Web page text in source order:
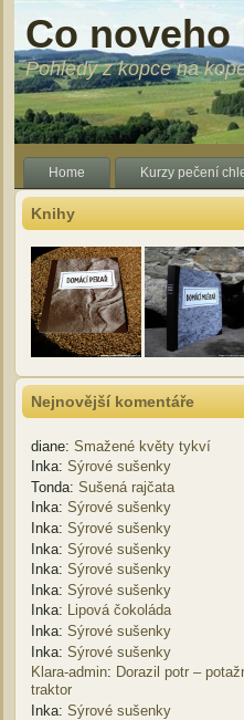
Co noveho
Pohledy z kopce na
Home Kurzy pečení
Knihy
Nejnovější komentáře
diane: Smažené květy tykví
Inka: Sýrové sušenky
Tonda: Sušená rajčata
Inka: Sýrové sušenky
Inka: Sýrové sušenky
Inka: Sýrové sušenky
Inka: Sýrové sušenky
Inka: Sýrové sušenky
Inka: Lipová čokoláda
Inka: Sýrové sušenky
Inka: Sýrové sušenky
Klara-admin: Dorazil potr –
traktor
Inka: Sýrové sušenky